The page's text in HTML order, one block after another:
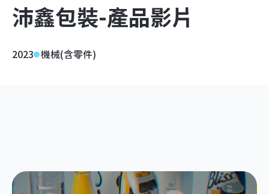
沛鑫包裝-產品影片
2023 機械(含零件)